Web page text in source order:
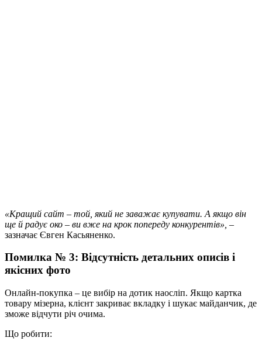
«Кращий сайт – той, який не заважає купувати. А якщо він
ще й радує око – ви вже на крок попереду конкурентів», –
зазначає Євген Касьяненко.
Помилка № 3: Відсутність детальних описів і
якісних фото
Онлайн-покупка – це вибір на дотик наосліп. Якщо картка
товару мізерна, клієнт закриває вкладку і шукає майданчик, де
зможе відчути річ очима.
Що робити: